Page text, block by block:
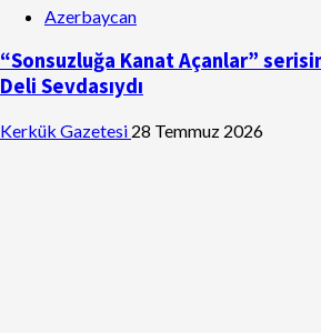
Azerbaycan
“Sonsuzluğa Kanat Açanlar”
Deli Sevdasıydı
Kerkük Gazetesi 28 Temmuz 2026